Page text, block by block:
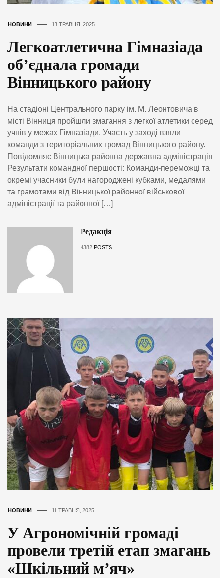
НОВИНИ 13 ТРАВНЯ, 2025
Легкоатлетична Гімназіада
об’єднала громади
Вінницького району
На стадіоні Центрального парку ім. М. Леонтовича в
місті Вінниця пройшли змагання з легкої атлетики серед
учнів у межах Гімназіади. Участь у заході взяли
команди з територіальних громад Вінницького району.
Повідомляє Вінницька районна державна адміністрація
Результати командної першості: Команди-переможці та
окремі учасники були нагороджені кубками, медалями
та грамотами від Вінницької районної військової
адміністрації та районної […]
Редакція
4382 POSTS
НОВИНИ 11 ТРАВНЯ, 2025
У Агрономічній громаді
провели третій етап змагань
«Шкільний м’яч»